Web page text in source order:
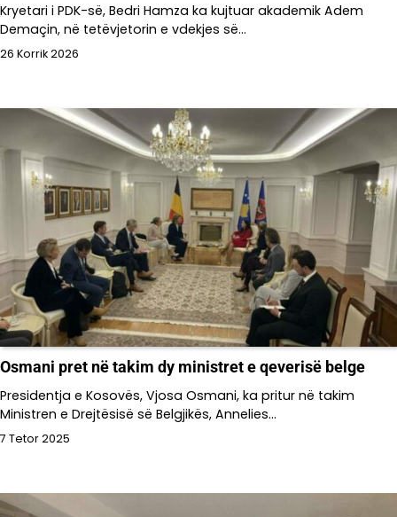
Kryetari i PDK-së, Bedri Hamza ka kujtuar akademik Adem
Demaçin, në tetëvjetorin e vdekjes së…
26 Korrik 2026
Osmani pret në takim dy ministret e qeverisë belge
Presidentja e Kosovës, Vjosa Osmani, ka pritur në takim
Ministren e Drejtësisë së Belgjikës, Annelies…
7 Tetor 2025